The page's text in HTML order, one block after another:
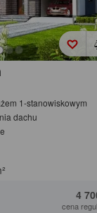
1-stanowiskowym
dachu
4
cena